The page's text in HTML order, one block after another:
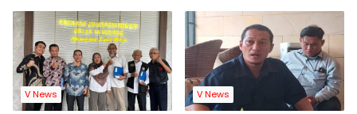
Kuansing
V News V News